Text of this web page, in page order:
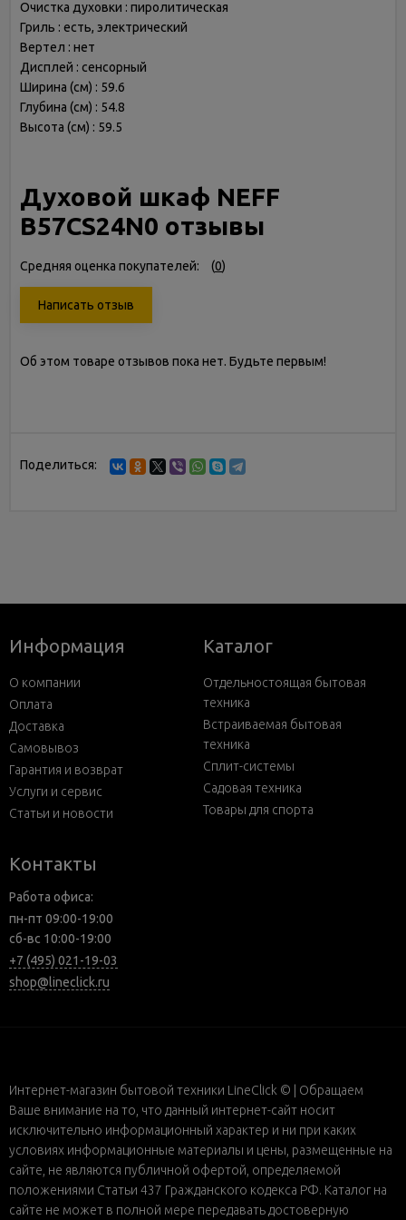
Очистка духовки : пиролитическая
Гриль : есть, электрический
Вертел : нет
Дисплей : сенсорный
Ширина (см) : 59.6
Глубина (см) : 54.8
Высота (см) : 59.5
Духовой шкаф NEFF
B57CS24N0 отзывы
Средняя оценка покупателей: (0)
Написать отзыв
Об этом товаре отзывов пока нет. Будьте первым!
Поделиться:
Информация
О компании
Оплата
Доставка
Самовывоз
Гарантия и возврат
Услуги и сервис
Статьи и новости
Каталог
Отдельностоящая бытовая
техника
Встраиваемая бытовая
техника
Сплит-системы
Садовая техника
Товары для спорта
Контакты
Работа офиса:
пн-пт 09:00-19:00
сб-вс 10:00-19:00
+7 (495) 021-19-03
shop@lineclick.ru
Интернет-магазин бытовой техники LineClick © | Обращаем
Ваше внимание на то, что данный интернет-сайт носит
исключительно информационный характер и ни при каких
условиях информационные материалы и цены, размещенные на
сайте, не являются публичной офертой, определяемой
положениями Статьи 437 Гражданского кодекса РФ. Каталог на
сайте не может в полной мере передавать достоверную